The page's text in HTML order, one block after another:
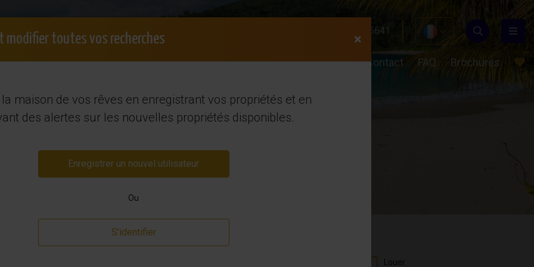
Profil de souhaits Consultation gratuite +31(0)649855641
Vous souhaitez vendre ? Louer Régions Qui sommes-nous? Contact FAQ Brochures
en Espagne
Louer
modifier toutes vos recherches ×
maison de vos rêves en enregistrant vos propriétés et en
des alertes sur les nouvelles propriétés disponibles.
Enregistrer un nouvel utilisateur
Ou
S'identifier